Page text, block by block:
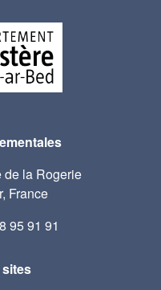
la Rogerie
France
95 91 91